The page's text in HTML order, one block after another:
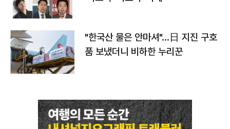
"한국산 물은 안마셔"…日 지진 구호
품 보냈더니 비하한 누리꾼